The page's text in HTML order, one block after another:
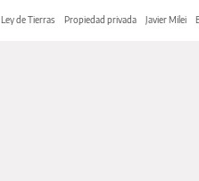
Ley de Tierras Propiedad privada Javier Milei